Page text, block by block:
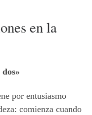
en la
por entusiasmo
comienza cuando